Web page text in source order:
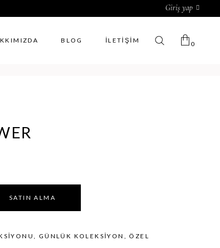
Giriş yap
BLOG İLETIŞIM 0
SATIN ALMA
, GÜNLÜK KOLEKSIYON ,ÖZEL